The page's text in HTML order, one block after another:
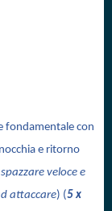
fondamentale con
e ritorno
veloce e
attaccare) (5 x